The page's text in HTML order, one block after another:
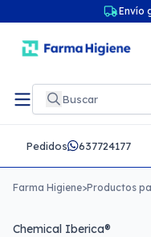
Envío
Pedidos 637724177
Farma Higiene>Productos
Chemical Iberica®